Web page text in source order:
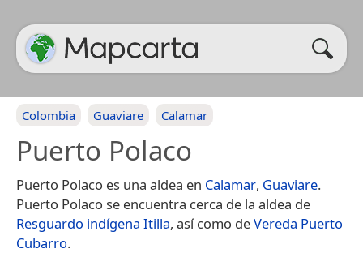
Colombia Guaviare Calamar
Puerto Polaco
Puerto Polaco es una aldea en Calamar, Guaviare.
Puerto Polaco se encuentra cerca de la aldea de
Resguardo indígena Itilla, así como deVereda Puerto
Cubarro.